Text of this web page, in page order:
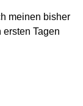
meinen bisher
Tagen